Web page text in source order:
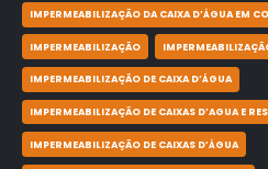
IMPERMEABILIZAÇÃO DA CAIXA D’ÁGUA EM
IMPERMEABILIZAÇÃO
IMPERMEABILIZAÇÃO DE CAIXA D’ÁGUA
IMPERMEABILIZAÇÃO DE CAIXAS D’AGUA E
IMPERMEABILIZAÇÃO DE CAIXAS D’ÁGUA